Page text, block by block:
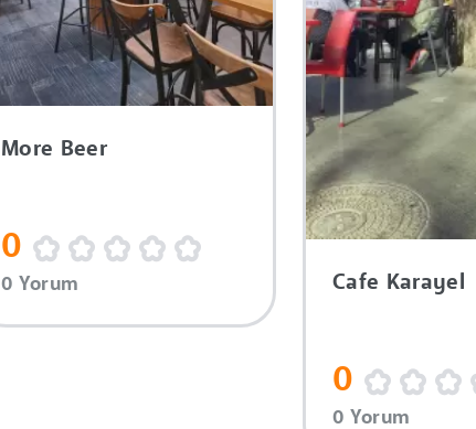
More Beer
0
0 Yorum Cafe Karayel
0
0 Yorum